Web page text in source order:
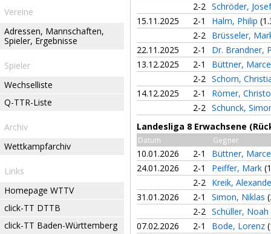
Vereine
Adressen, Mannschaften,
Spieler, Ergebnisse
Spieler
Wechselliste
Q-TTR-Liste
Archiv
Wettkampfarchiv
Links
Homepage WTTV
click-TT DTTB
click-TT Baden-Württemberg
2-2 Schröder,
15.11.2025
2-1 Halm, Philip
2-2 Brüsseler,
22.11.2025
2-1
Dr. Brandner,
13.12.2025
2-1
Büttner,
2-2 Schorn,
14.12.2025
2-1
Römer,
2-2 Schunck,
Landesliga 8 Erwachsene
Datum Gegner
10.01.2026 2-1
Büttner,
24.01.2026
2-1 Peiffer, Mark
2-2 Kreik,
31.01.2026
2-1 Simon, Niklas
2-2 Schüller, Noah
07.02.2026
2-1 Bode, Lorenz